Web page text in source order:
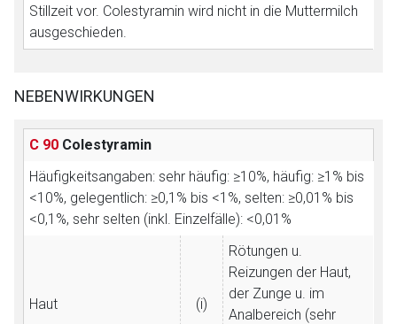
Stillzeit vor. Colestyramin wird nicht in die Muttermilch
ausgeschieden.
NEBENWIRKUNGEN
C 90 Colestyramin
Häufigkeitsangaben: sehr häufig: ≥10%, häufig: ≥1% bis
<10%, gelegentlich: ≥0,1% bis <1%, selten: ≥0,01% bis
<0,1%, sehr selten (inkl. Einzelfälle): <0,01%
Haut (i)
Rötungen u.
Reizungen der Haut,
der Zunge u. im
Analbereich (sehr